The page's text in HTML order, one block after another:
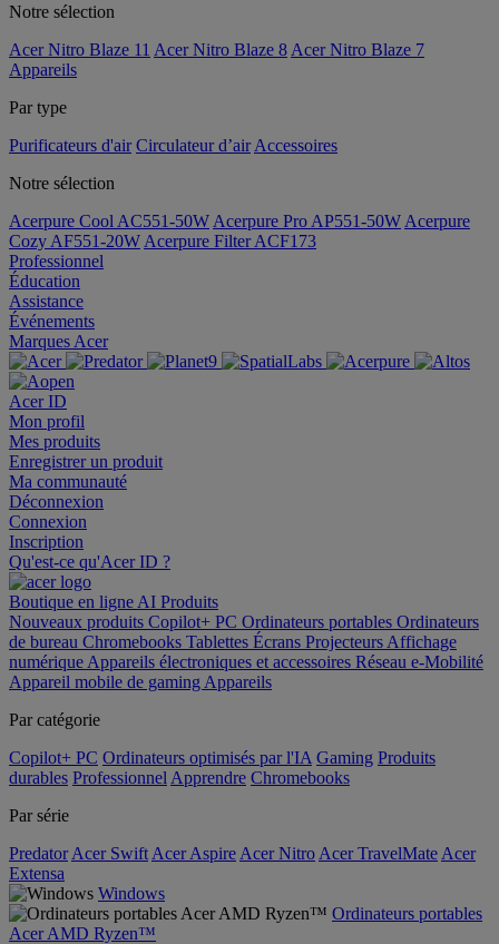
Notre sélection
Acer Nitro Blaze 11 Acer Nitro Blaze 8 Acer Nitro Blaze 7
Appareils
Par type
Purificateurs d'air Circulateur d’air Accessoires
Notre sélection
Acerpure Cool AC551-50W Acerpure Pro AP551-50W Acerpure
Cozy AF551-20W Acerpure Filter ACF173
Professionnel
Éducation
Assistance
Événements
Marques Acer
Acer ID
Mon profil
Mes produits
Enregistrer un produit
Ma communauté
Déconnexion
Connexion
Inscription
Qu'est-ce qu'Acer ID ?
Boutique en ligne AI Produits
Nouveaux produits Copilot+ PC Ordinateurs portables Ordinateurs
de bureau Chromebooks Tablettes Écrans Projecteurs Affichage
numérique Appareils électroniques et accessoires Réseau e-Mobilité
Appareil mobile de gaming Appareils
Par catégorie
Copilot+ PC Ordinateurs optimisés par l'IA Gaming Produits
durables Professionnel Apprendre Chromebooks
Par série
Predator Acer Swift Acer Aspire Acer Nitro Acer TravelMate Acer
Extensa
Windows
Ordinateurs portables
Acer AMD Ryzen™